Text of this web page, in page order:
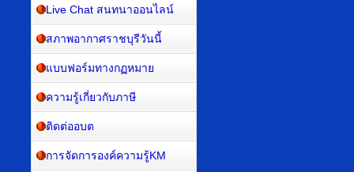
Live Chat สนทนาออนไลน์
สภาพอากาศราชบุรีวันนี้
แบบฟอร์มทางกฏหมาย
ความรู้เกี่ยวกับภาษี
ติดต่ออบต
การจัดการองค์ความรู้KM